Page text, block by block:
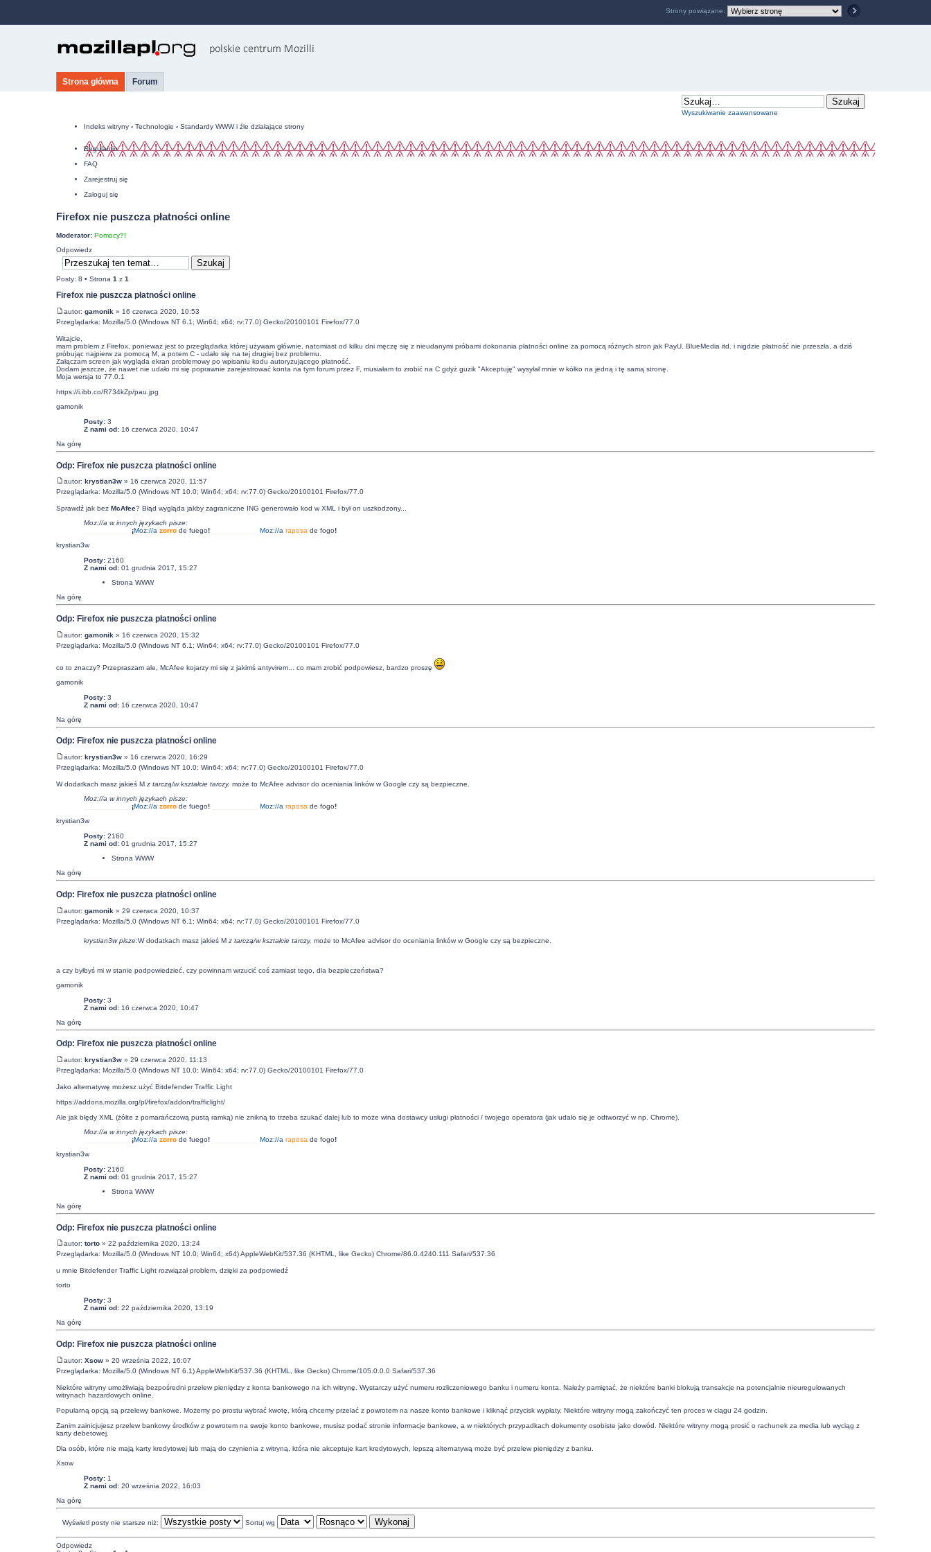
Strona główna Forum
Wyszukiwanie zaawansowane
Indeks witryny ‹ Technologie ‹ Standardy WWW i źle działające strony
Regulamin
FAQ
Zarejestruj się
Zaloguj się
Firefox nie puszcza płatności online
Moderator: Pomocy?!
Odpowiedz
Posty: 8 • Strona 1 z 1
Firefox nie puszcza płatności online
autor: gamonik » 16 czerwca 2020, 10:53
Przeglądarka: Mozilla/5.0 (Windows NT 6.1; Win64; x64; rv:77.0) Gecko/20100101 Firefox/77.0
Witajcie,
mam problem z Firefox, ponieważ jest to przeglądarka której używam głównie, natomiast od kilku dni męczę się z nieudanymi próbami dokonania płatności online za pomocą różnych stron jak PayU, BlueMedia itd. i nigdzie płatność nie przeszła, a dziś
próbując najpierw za pomocą M, a potem C - udało się na tej drugiej bez problemu.
Załączam screen jak wygląda ekran problemowy po wpisaniu kodu autoryzującego płatność.
Dodam jeszcze, że nawet nie udało mi się poprawnie zarejestrować konta na tym forum przez F, musiałam to zrobić na C gdyż guzik "Akceptuję" wysyłał mnie w kółko na jedną i tę samą stronę.
Moja wersja to 77.0.1
https://i.ibb.co/R734kZp/pau.jpg
gamonik
Posty:3
Z nami od:16 czerwca 2020, 10:47
Na górę
Odp: Firefox nie puszcza płatności online
autor: krystian3w» 16 czerwca 2020, 11:57
Przeglądarka: Mozilla/5.0 (Windows NT 10.0; Win64; x64; rv:77.0) Gecko/20100101 Firefox/77.0
Sprawdź jak bez McAfee? Błąd wygląda jakby zagraniczne ING generowało kod w XML i był on uszkodzony...
Moz://a w innych językach pisze:
¡Moz://a zorrode fuego! Moz://a raposade fogo!
krystian3w
Posty:2160
Z nami od:01 grudnia 2017, 15:27
Strona WWW
Na górę
Odp: Firefox nie puszcza płatności online
autor: gamonik » 16 czerwca 2020, 15:32
Przeglądarka: Mozilla/5.0 (Windows NT 6.1; Win64; x64; rv:77.0) Gecko/20100101 Firefox/77.0
co to znaczy? Przepraszam ale, McAfee kojarzy mi się z jakimś antyvirem... co mam zrobić podpowiesz, bardzo proszę
gamonik
Posty:3
Z nami od:16 czerwca 2020, 10:47
Na górę
Odp: Firefox nie puszcza płatności online
autor: krystian3w» 16 czerwca 2020, 16:29
Przeglądarka: Mozilla/5.0 (Windows NT 10.0; Win64; x64; rv:77.0) Gecko/20100101 Firefox/77.0
W dodatkach masz jakieś Mz tarczą/w kształcie tarczy, może to McAfee advisor do oceniania linków w Google czy są bezpieczne.
Moz://a w innych językach pisze:
¡Moz://a zorrode fuego! Moz://a raposa de fogo!
krystian3w
Posty:2160
Z nami od:01 grudnia 2017, 15:27
Strona WWW
Na górę
Odp: Firefox nie puszcza płatności online
autor: gamonik » 29 czerwca 2020, 10:37
Przeglądarka: Mozilla/5.0 (Windows NT 6.1; Win64; x64; rv:77.0) Gecko/20100101 Firefox/77.0
krystian3w pisze:W dodatkach masz jakieś Mz tarczą/w kształcie tarczy, może to McAfee advisor do oceniania linków w Google czy są bezpieczne.
a czy byłbyś mi w stanie podpowiedzieć, czy powinnam wrzucić coś zamiast tego, dla bezpieczeństwa?
gamonik
Posty:3
Z nami od:16 czerwca 2020, 10:47
Na górę
Odp: Firefox nie puszcza płatności online
autor: krystian3w» 29 czerwca 2020, 11:13
Przeglądarka: Mozilla/5.0 (Windows NT 10.0; Win64; x64; rv:77.0) Gecko/20100101 Firefox/77.0
Jako alternatywę możesz użyć Bitdefender Traffic Light
https://addons.mozilla.org/pl/firefox/addon/trafficlight/
Ale jak błędy XML (żółte z pomarańczową pustą ramką) nie znikną to trzeba szukać dalej lub to może wina dostawcy usługi płatności / twojego operatora (jak udało się je odtworzyć w np. Chrome).
Moz://a w innych językach pisze:
¡Moz://a zorrode fuego! Moz://a raposa de fogo!
krystian3w
Posty:2160
Z nami od:01 grudnia 2017, 15:27
Strona WWW
Na górę
Odp: Firefox nie puszcza płatności online
autor: torto» 22 października 2020, 13:24
Przeglądarka: Mozilla/5.0 (Windows NT 10.0; Win64; x64) AppleWebKit/537.36 (KHTML, like Gecko) Chrome/86.0.4240.111 Safari/537.36
u mnie Bitdefender Traffic Light rozwiązał problem, dzięki za podpowiedź
torto
Posty:3
Z nami od:22 października 2020, 13:19
Na górę
Odp: Firefox nie puszcza płatności online
autor: Xsow» 20 września 2022, 16:07
Przeglądarka: Mozilla/5.0 (Windows NT 6.1) AppleWebKit/537.36 (KHTML, like Gecko) Chrome/105.0.0.0 Safari/537.36
Niektóre witryny umożliwiają bezpośredni przelew pieniędzy z konta bankowego na ich witrynę. Wystarczy użyć numeru rozliczeniowego banku i numeru konta. Należy pamiętać, że niektóre banki blokują transakcje na potencjalnie nieuregulowanych
witrynach hazardowych online.
Popularną opcją są przelewy bankowe. Możemy po prostu wybrać kwotę, którą chcemy przelać z powrotem na nasze konto bankowe i kliknąć przycisk wypłaty. Niektóre witryny mogą zakończyć ten proces w ciągu 24 godzin.
Zanim zainicjujesz przelew bankowy środków z powrotem na swoje konto bankowe, musisz podać stronie informacje bankowe, a w niektórych przypadkach dokumenty osobiste jako dowód. Niektóre witryny mogą prosić o rachunek za media lub wyciąg z
karty debetowej.
Dla osób, które nie mają karty kredytowej lub mają do czynienia z witryną, która nie akceptuje kart kredytowych, lepszą alternatywą może być przelew pieniędzy z banku.
Xsow
Posty:1
Z nami od:20 września 2022, 16:03
Na górę
Wyświetl posty nie starsze niż: Sortuj wg
Odpowiedz
Strony powiązane: